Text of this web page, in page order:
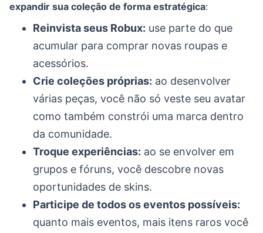
expandir sua coleção de forma estratégica:
Reinvista seus Robux: use parte do que
acumular para comprar novas roupas e
acessórios.
Crie coleções próprias: ao desenvolver
várias peças, você não só veste seu avatar
como também constrói uma marca dentro
da comunidade.
Troque experiências: ao se envolver em
grupos e fóruns, você descobre novas
oportunidades de skins.
Participe de todos os eventos possíveis:
quanto mais eventos, mais itens raros você